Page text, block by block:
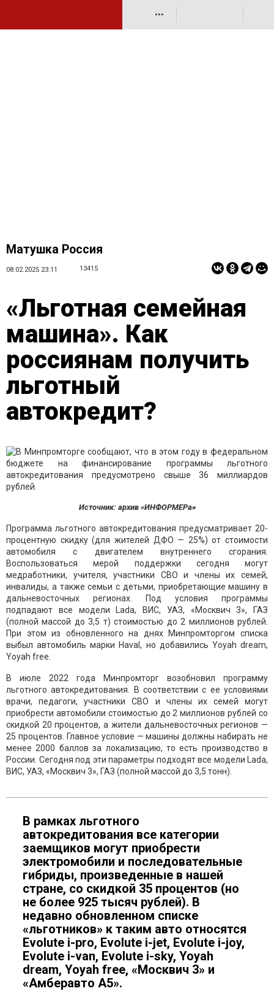
•••
Матушка Россия
08.02.2025 23:11 13415
«Льготная семейная
машина». Как
россиянам получить
льготный
автокредит?
Источник: архив «ИНФОРМЕРа»
Программа льготного автокредитования предусматривает 20-
процентную скидку (для жителей ДФО — 25%) от стоимости
автомобиля с двигателем внутреннего сгорания.
Воспользоваться мерой поддержки сегодня могут
медработники, учителя, участники СВО и члены их семей,
инвалиды, а также семьи с детьми, приобретающие машину в
дальневосточных регионах. Под условия программы
подпадают все модели Lada, ВИС, УАЗ, «Москвич 3», ГАЗ
(полной массой до 3,5 т) стоимостью до 2 миллионов рублей.
При этом из обновленного на днях Минпромторгом списка
выбыл автомобиль марки Haval, но добавились Yoyah dream,
Yoyah free.
В июле 2022 года Минпромторг возобновил программу
льготного автокредитования. В соответствии с ее условиями
врачи, педагоги, участники СВО и члены их семей могут
приобрести автомобили стоимостью до 2 миллионов рублей со
скидкой 20 процентов, а жители дальневосточных регионов —
25 процентов. Главное условие — машины должны набирать не
менее 2000 баллов за локализацию, то есть производство в
России. Сегодня под эти параметры подходят все модели Lada,
ВИС, УАЗ, «Москвич 3», ГАЗ (полной массой до 3,5 тонн).
В рамках льготного
автокредитования все категории
заемщиков могут приобрести
электромобили и последовательные
гибриды, произведенные в нашей
стране, со скидкой 35 процентов (но
не более 925 тысяч рублей). В
недавно обновленном списке
«льготников» к таким авто относятся
Evolute i-pro, Evolute i-jet, Evolute i-joy,
Evolute i-van, Evolute i-sky, Yoyah
dream, Yoyah free, «Москвич 3» и
«Амберавто А5».